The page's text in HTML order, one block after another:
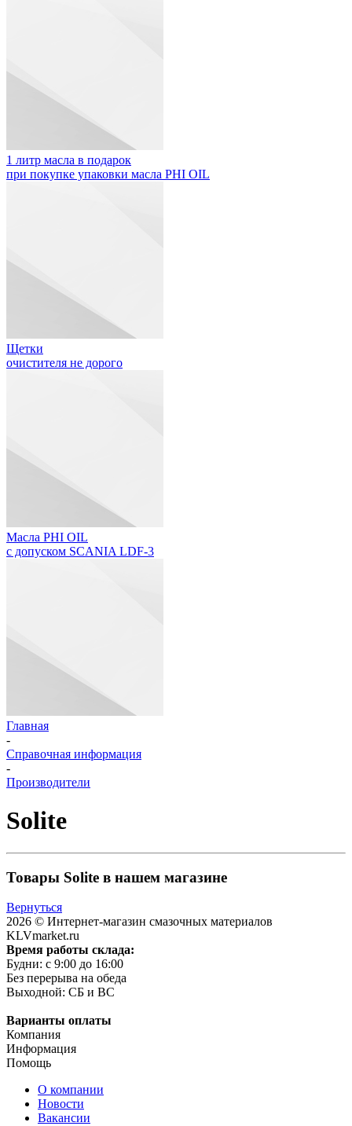
1 литр масла в подарок
при покупке упаковки масла PHI OIL
Щетки
очистителя не дорого
Масла PHI OIL
с допуском SCANIA LDF-3
Главная
-
Справочная информация
-
Производители
Solite
Товары Solite в нашем магазине
Вернуться
2026 © Интернет-магазин смазочных материалов
KLVmarket.ru
Время работы склада:
Будни: c 9:00 до 16:00
Без перерыва на обеда
Выходной: СБ и ВС
Варианты оплаты
Компания
Информация
Помощь
О компании
Новости
Вакансии